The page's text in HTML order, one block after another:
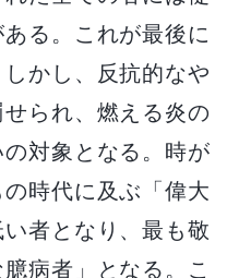
る。これが最後に
かし、反抗的なや
られ、燃える炎の
対象となる。時が
時代に及ぶ「偉大
者となり、最も敬
病者」となる。こ